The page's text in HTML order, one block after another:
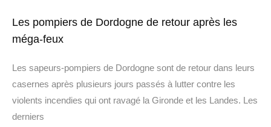
Les pompiers de Dordogne de retour après les
méga-feux
Les sapeurs-pompiers de Dordogne sont de retour dans leurs
casernes après plusieurs jours passés à lutter contre les
violents incendies qui ont ravagé la Gironde et les Landes. Les
derniers